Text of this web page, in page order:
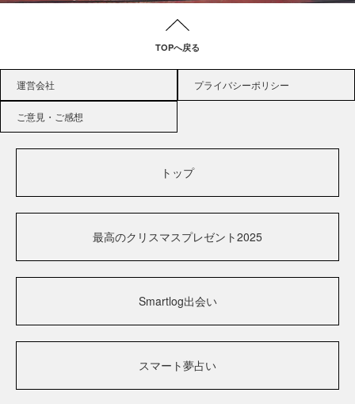
TOPへ戻る
運営会社 プライバシーポリシー
ご意見・ご感想
トップ
最高のクリスマスプレゼント2025
Smartlog出会い
スマート夢占い